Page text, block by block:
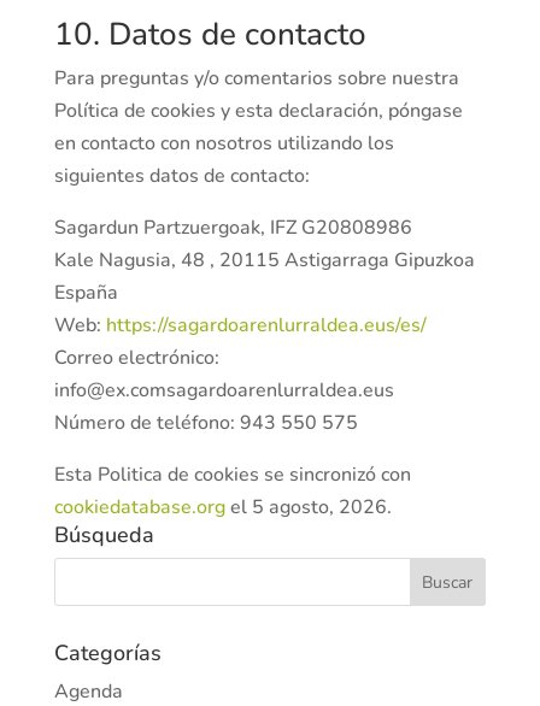
10. Datos de contacto
Para preguntas y/o comentarios sobre nuestra
Política de cookies y esta declaración, póngase
en contacto con nosotros utilizando los
siguientes datos de contacto:
Sagardun Partzuergoak, IFZ G20808986
Kale Nagusia, 48 , 20115 Astigarraga Gipuzkoa
España
Web: https://sagardoarenlurraldea.eus/es/
Correo electrónico:
info@ex.comsagardoarenlurraldea.eus
Número de teléfono: 943 550 575
Esta Politica de cookies se sincronizó con
cookiedatabase.orgel 5 agosto, 2026.
Búsqueda
Categorías
Agenda